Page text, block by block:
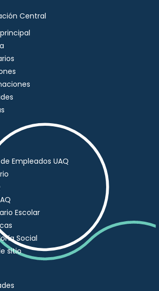
Central
Empleados UAQ
Escolar
Social
sitio